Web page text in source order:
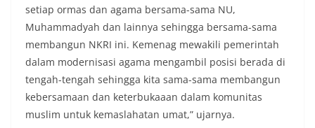
setiap ormas dan agama bersama-sama NU,
Muhammadyah dan lainnya sehingga bersama-sama
membangun NKRI ini. Kemenag mewakili pemerintah
dalam modernisasi agama mengambil posisi berada di
tengah-tengah sehingga kita sama-sama membangun
kebersamaan dan keterbukaaan dalam komunitas
muslim untuk kemaslahatan umat,” ujarnya.